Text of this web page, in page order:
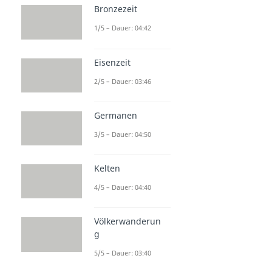
Bronzezeit
1/5 – Dauer: 04:42
Eisenzeit
2/5 – Dauer: 03:46
Germanen
3/5 – Dauer: 04:50
Kelten
4/5 – Dauer: 04:40
Völkerwanderun
g
5/5 – Dauer: 03:40